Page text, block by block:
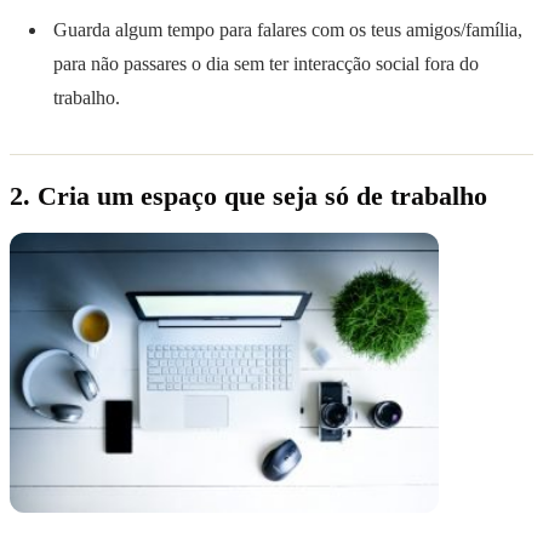
Guarda algum tempo para falares com os teus amigos/família,
para não passares o dia sem ter interacção social fora do
trabalho.
2. Cria um espaço que seja só de trabalho